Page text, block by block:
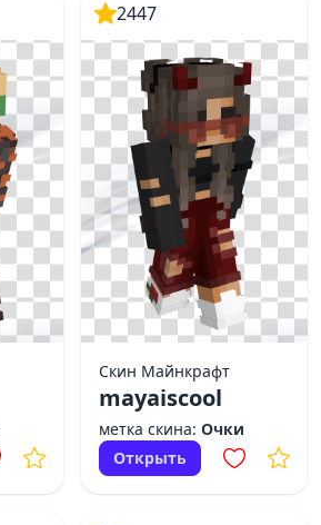
2447
Скин Майнкрафт
mayaiscool
метка скина: Очки
Открыть